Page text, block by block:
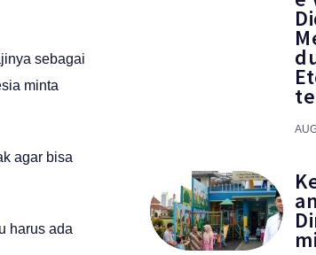
sebagai
minta
agar bisa
harus ada
te
mi